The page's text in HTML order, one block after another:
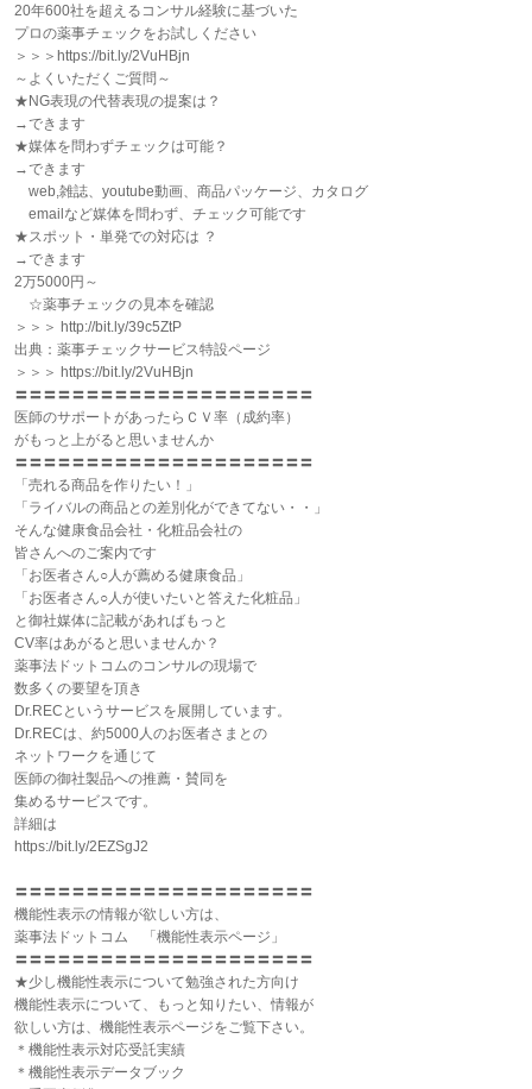
20年600社を超えるコンサル経験に基づいた
プロの薬事チェックをお試しください
＞＞＞https://bit.ly/2VuHBjn
～よくいただくご質問～
★NG表現の代替表現の提案は？
→できます
★媒体を問わずチェックは可能？
→できます
web,雑誌、youtube動画、商品パッケージ、カタログ
emailなど媒体を問わず、チェック可能です
★スポット・単発での対応は ？
→できます
2万5000円～
☆薬事チェックの見本を確認
＞＞＞ http://bit.ly/39c5ZtP
出典：薬事チェックサービス特設ページ
＞＞＞ https://bit.ly/2VuHBjn
〓〓〓〓〓〓〓〓〓〓〓〓〓〓〓〓〓〓〓〓〓
医師のサポートがあったらＣＶ率（成約率）
がもっと上がると思いませんか
〓〓〓〓〓〓〓〓〓〓〓〓〓〓〓〓〓〓〓〓〓
「売れる商品を作りたい！」
「ライバルの商品との差別化ができてない・・」
そんな健康食品会社・化粧品会社の
皆さんへのご案内です
「お医者さん○人が薦める健康食品」
「お医者さん○人が使いたいと答えた化粧品」
と御社媒体に記載があればもっと
CV率はあがると思いませんか？
薬事法ドットコムのコンサルの現場で
数多くの要望を頂き
Dr.RECというサービスを展開しています。
Dr.RECは、約5000人のお医者さまとの
ネットワークを通じて
医師の御社製品への推薦・賛同を
集めるサービスです。
詳細は
https://bit.ly/2EZSgJ2
〓〓〓〓〓〓〓〓〓〓〓〓〓〓〓〓〓〓〓〓〓
機能性表示の情報が欲しい方は、
薬事法ドットコム 「機能性表示ページ」
〓〓〓〓〓〓〓〓〓〓〓〓〓〓〓〓〓〓〓〓〓
★少し機能性表示について勉強された方向け
機能性表示について、もっと知りたい、情報が
欲しい方は、機能性表示ページをご覧下さい。
＊機能性表示対応受託実績
＊機能性表示データブック